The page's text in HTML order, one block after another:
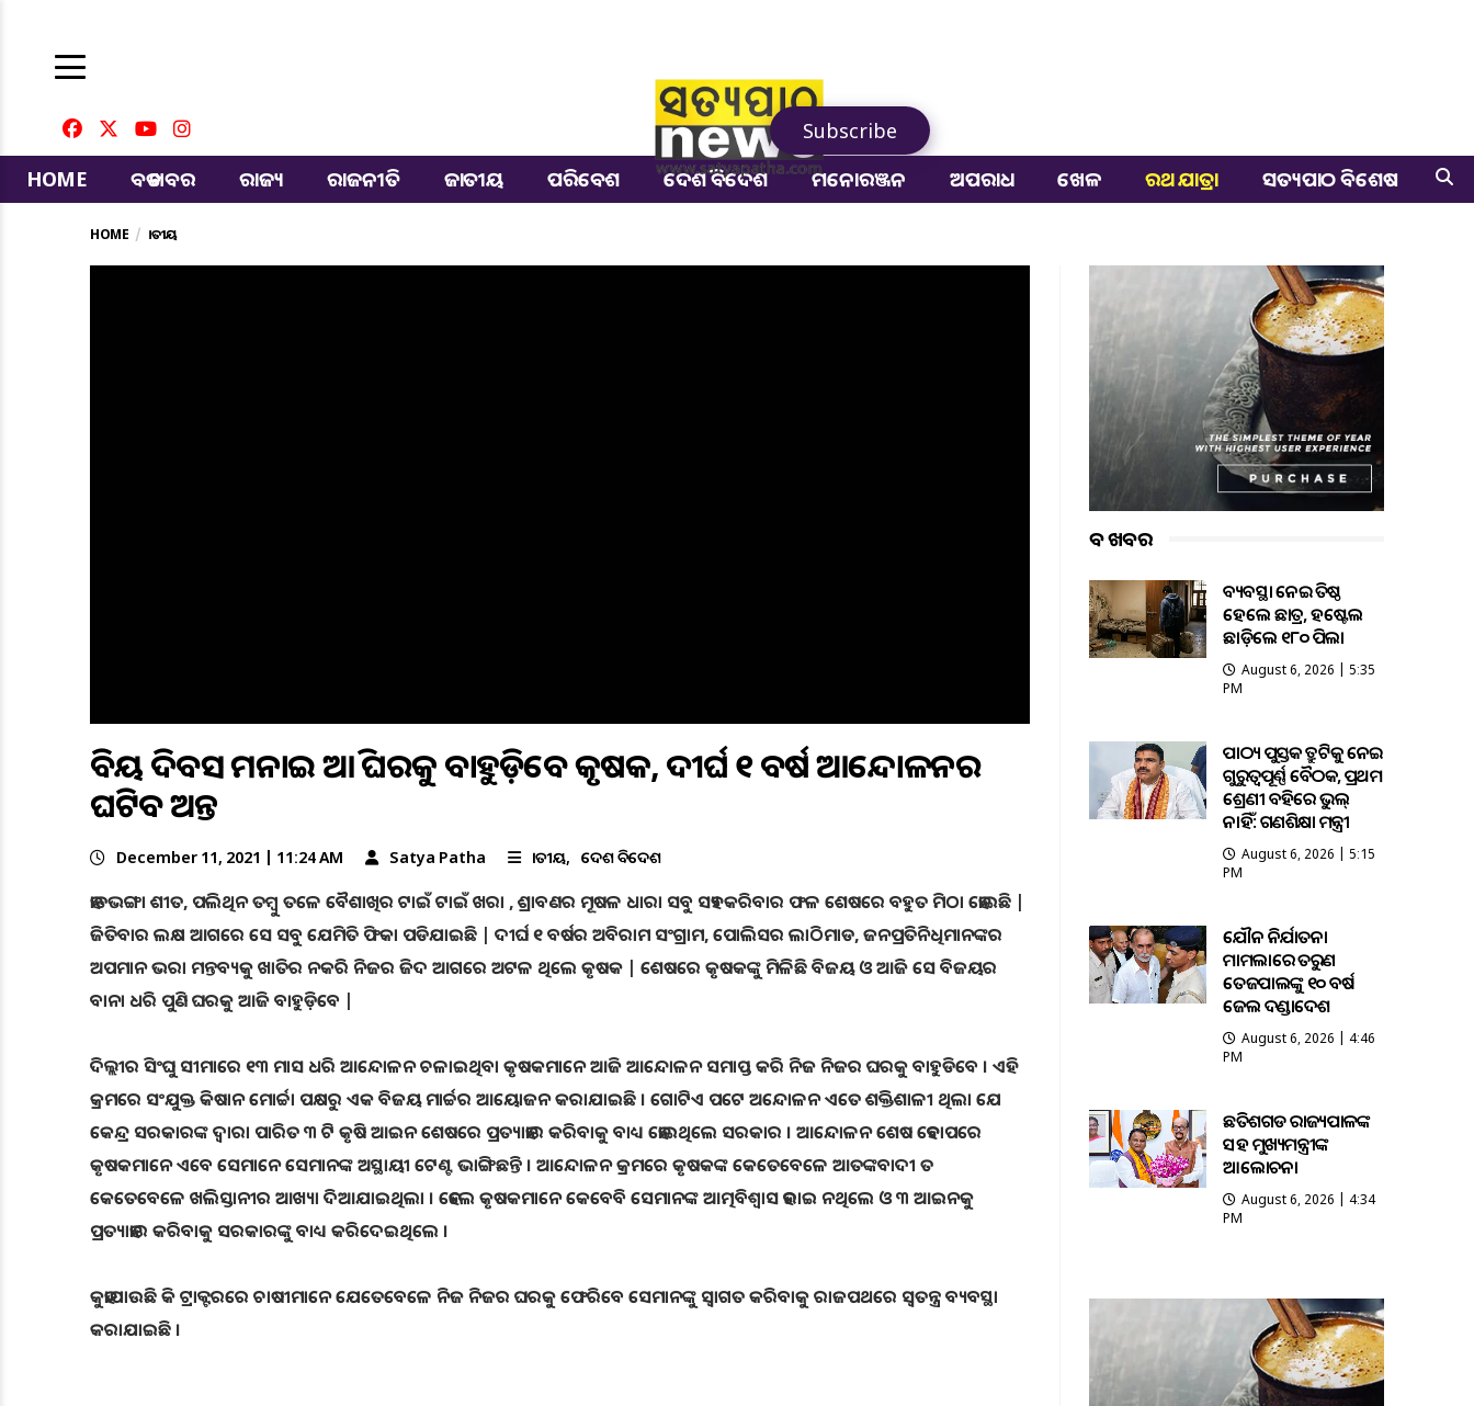
Subscribe
HOME
ବଡ ଖବର ରାଜ୍ୟ ରାଜନୀତି ଜାତୀୟ ପରିବେଶ ଦେଶ ବିଦେଶ ମନୋରଞ୍ଜନ ଅପରାଧ ଖେଳ ରଥ ଯାତ୍ରା ସତ୍ୟପାଠ ବିଶେଷ
HOME ଜାତୀୟ
ବିଜୟ ଦିବସ ମନାଇ ଆଜି ଘରକୁ ବାହୁଡ଼ିବେ କୃଷକ, ଦୀର୍ଘ ୧ ବର୍ଷ ଆନ୍ଦୋଳନର
ଘଟିବ ଅନ୍ତ
December 11, 2021 | 11:24 AM Satya Patha ଜାତୀୟ ଦେଶ ବିଦେଶ
ହାଡଭଙ୍ଗା ଶୀତ, ପଲିଥିନ ତମ୍ବୁ ତଳେ ବୈଶାଖିର ଟାଇଁ ଟାଇଁ ଖରା , ଶ୍ରାବଣର ମୂଷଳ ଧାରା ସବୁ ସହ୍ୟ କରିବାର ଫଳ ଶେଷରେ ବହୁତ ମିଠା ହୋଇଛି |
ଜିତିବାର ଲକ୍ଷ ଆଗରେ ସେ ସବୁ ଯେମିତି ଫିକା ପଡିଯାଇଛି | ଦୀର୍ଘ ୧ ବର୍ଷର ଅବିରାମ ସଂଗ୍ରାମ, ପୋଲିସର ଲାଠିମାଡ, ଜନପ୍ରତିନିଧିମାନଙ୍କର
ଅପମାନ ଭରା ମନ୍ତବ୍ୟକୁ ଖାତିର ନକରି ନିଜର ଜିଦ ଆଗରେ ଅଟଳ ଥିଲେ କୃଷକ | ଶେଷରେ କୃଷକଙ୍କୁ ମିଳିଛି ବିଜୟ ଓ ଆଜି ସେ ବିଜୟର
ବାନା ଧରି ପୁଣି ଘରକୁ ଆଜି ବାହୁଡ଼ିବେ |
ଦିଲ୍ଲୀର ସିଂଘୁ ସୀମାରେ ୧୩ ମାସ ଧରି ଆନ୍ଦୋଳନ ଚଳାଇଥିବା କୃଷକମାନେ ଆଜି ଆନ୍ଦୋଳନ ସମାପ୍ତ କରି ନିଜ ନିଜର ଘରକୁ ବାହୁଡିବେ । ଏହି
କ୍ରମରେ ସଂଯୁକ୍ତ କିଷାନ ମୋର୍ଚ୍ଚା ପକ୍ଷରୁ ଏକ ବିଜୟ ମାର୍ଚ୍ଚର ଆୟୋଜନ କରାଯାଇଛି । ଗୋଟିଏ ପଟେ ଅନ୍ଦୋଳନ ଏତେ ଶକ୍ତିଶାଳୀ ଥିଲା ଯେ
କେନ୍ଦ୍ର ସରକାରଙ୍କ ଦ୍ୱାରା ପାରିତ ୩ ଟି କୃଷି ଆଇନ ଶେଷରେ ପ୍ରତ୍ୟାହାର କରିବାକୁ ବାଧ୍ୟ ହୋଇଥିଲେ ସରକାର । ଆନ୍ଦୋଳନ ଶେଷ ହେବାପରେ
କୃଷକମାନେ ଏବେ ସେମାନେ ସେମାନଙ୍କ ଅସ୍ଥାୟୀ ଟେଣ୍ଟ ଭାଙ୍ଗିଛନ୍ତି । ଆନ୍ଦୋଳନ କ୍ରମରେ କୃଷକଙ୍କ କେତେବେଳେ ଆତଙ୍କବାଦୀ ତ
କେତେବେଳେ ଖଲିସ୍ତାନୀର ଆଖ୍ୟା ଦିଆଯାଇଥିଲା । ହେଲେ କୃଷକମାନେ କେବେବି ସେମାନଙ୍କ ଆତ୍ମବିଶ୍ୱାସ ହରାଇ ନଥିଲେ ଓ ୩ ଆଇନକୁ
ପ୍ରତ୍ୟାହାର କରିବାକୁ ସରକାରଙ୍କୁ ବାଧ୍ୟ କରିଦେଇଥିଲେ ।
କୁହାଯାଉଛି କି ଟ୍ରାକ୍ଟରରେ ଚାଷୀମାନେ ଯେତେବେଳେ ନିଜ ନିଜର ଘରକୁ ଫେରିବେ ସେମାନଙ୍କୁ ସ୍ୱାଗତ କରିବାକୁ ରାଜପଥରେ ସ୍ୱତନ୍ତ୍ର ବ୍ୟବସ୍ଥା
କରାଯାଇଛି ।
ବଡ ଖବର
ଅବ୍ୟବସ୍ଥା ନେଇ ଅତିଷ୍ଠ
ହେଲେ ଛାତ୍ର, ହଷ୍ଟେଲ
ଛାଡ଼ିଲେ ୧୮୦ ପିଲା
August 6, 2026 | 5:35
PM
ପାଠ୍ୟ ପୁସ୍ତକ ତ୍ରୁଟିକୁ ନେଇ
ଗୁରୁତ୍ବପୂର୍ଣ୍ଣ ବୈଠକ, ପ୍ରଥମ
ଶ୍ରେଣୀ ବହିରେ ଭୁଲ୍
ନାହିଁ: ଗଣଶିକ୍ଷା ମନ୍ତ୍ରୀ
August 6, 2026 | 5:15
PM
ଯୌନ ନିର୍ଯାତନା
ମାମଲାରେ ତରୁଣ
ତେଜପାଲଙ୍କୁ ୧୦ ବର୍ଷ
ଜେଲ ଦଣ୍ଡାଦେଶ
August 6, 2026 | 4:46
PM
ଛତିଶଗଡ ରାଜ୍ୟପାଳଙ୍କ
ସହ ମୁଖ୍ୟମନ୍ତ୍ରୀଙ୍କ
ଆଲୋଚନା
August 6, 2026 | 4:34
PM